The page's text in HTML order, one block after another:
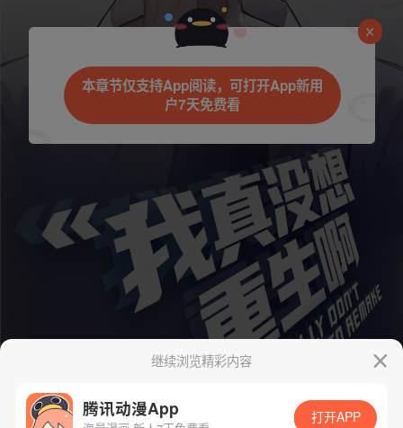
继续浏览精彩内容
腾讯动漫App 打开APP
本章节仅支持App阅读，可打开App新用
户7天免费看